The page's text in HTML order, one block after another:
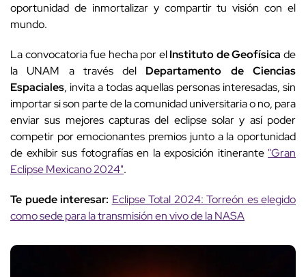
oportunidad de inmortalizar y compartir tu visión con el
mundo.
La convocatoria fue hecha por elInstituto de Geofísica de
la UNAM a través del Departamento de Ciencias
Espaciales, invita a todas aquellas personas interesadas, sin
importar si son parte de la comunidad universitaria o no, para
enviar sus mejores capturas del eclipse solar y así poder
competir por emocionantes premios junto a la oportunidad
de exhibir sus fotografías en la exposición itinerante "Gran
Eclipse Mexicano 2024".
Te puede interesar: Eclipse Total 2024: Torreón es elegido
como sede para la transmisión en vivo de la NASA